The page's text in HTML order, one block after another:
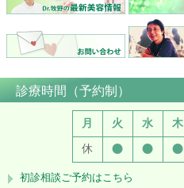
診療時間（予約制）
月 火 水 木
休
● ● ●
初診相談ご予約はこちら